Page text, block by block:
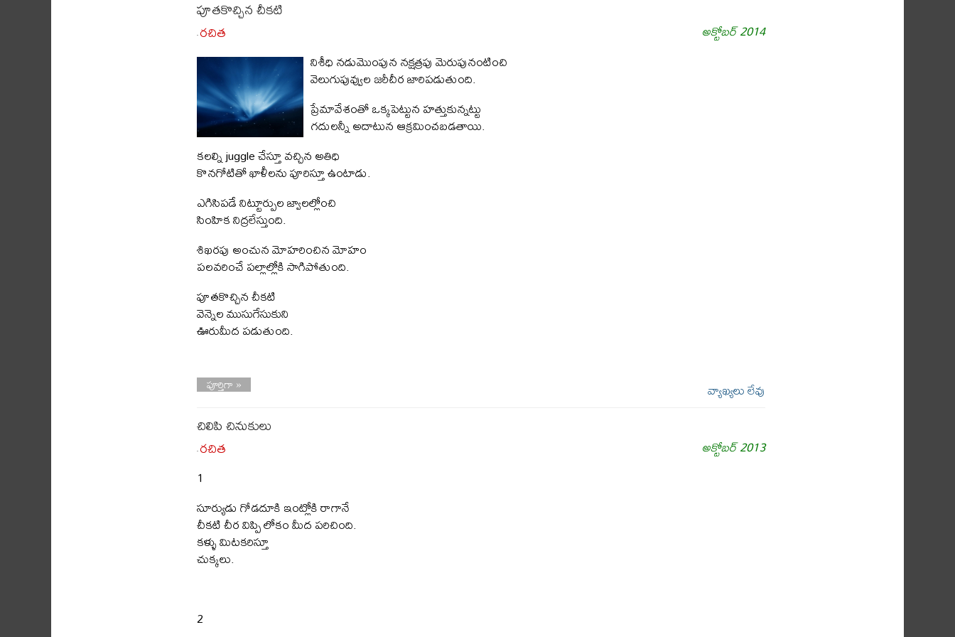
పూతకొచ్చిన చీకటి
-రచిత
అక్టోబర్ 2014
నిశీధి నడుమొంపున నక్షత్రపు మెరుపునంటించి
వెలుగుపువ్వుల జరీచీర జారిపడుతుంది.
ప్రేమావేశంతో ఒక్కపెట్టున హత్తుకున్నట్టు
గదులన్నీ అదాటున ఆక్రమించబడతాయి.
కలల్ని juggle చేస్తూ వచ్చిన అతిధి
కొనగోటితో ఖాళీలను పూరిస్తూ ఉంటాడు.
ఎగిసిపడే నిట్టూర్పుల జ్వాలల్లోంచి
సింహిక నిద్రలేస్తుంది.
శిఖరపు అంచున మోహరించిన మోహం
పలవరించే పల్లాల్లోకి సాగిపోతుంది.
పూతకొచ్చిన చీకటి
వెన్నెల ముసుగేసుకుని
ఊరుమీద పడుతుంది.
పూర్తిగా » వ్యాఖ్యలు లేవు
చిలిపి చినుకులు
-రచిత
అక్టోబర్ 2013
1
సూర్యుడు గోడదూకి ఇంట్లోకి రాగానే
చీకటి చీర విప్పి లోకం మీద పరిచింది.
కళ్ళు మిటకరిస్తూ
చుక్కలు.
2